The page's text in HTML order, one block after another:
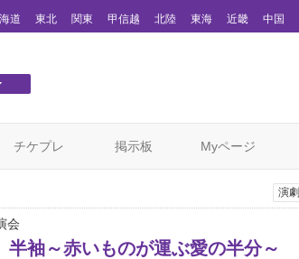
道 東北 関東 甲信越 北陸 東海 近畿 中国
チケプレ 掲示板 Myページ
演劇
会
袖～赤いものが運ぶ愛の半分～